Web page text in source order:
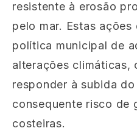
resistente à erosão
pelo mar. Estas
política municipal de
alterações climáticas,
responder à subida
consequente risco de
costeiras.